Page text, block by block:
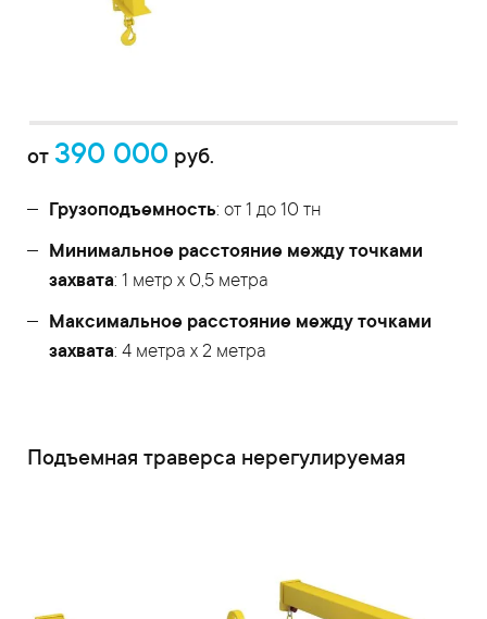
от 390 000 руб.
Грузоподъемность: от 1 до 10 тн
Минимальное расстояние между точками
захвата: 1 метр х 0,5 метра
Максимальное расстояние между точками
захвата: 4 метра х 2 метра
Подъемная траверса нерегулируемая